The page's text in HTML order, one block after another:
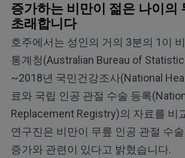
증가하는 비만이 젊은 나이의
초래합니다
호주에서는 성인의 거의 3분의 1이
통계청(Australian Bureau of
~2018년 국민건강조사(National
료와 국립 인공 관절 수술 등록
Replacement Registry)의 자료를 비
연구진은 비만이 무릎 인공 관절 수
증가와 관련이 있다고 밝혔습니다.